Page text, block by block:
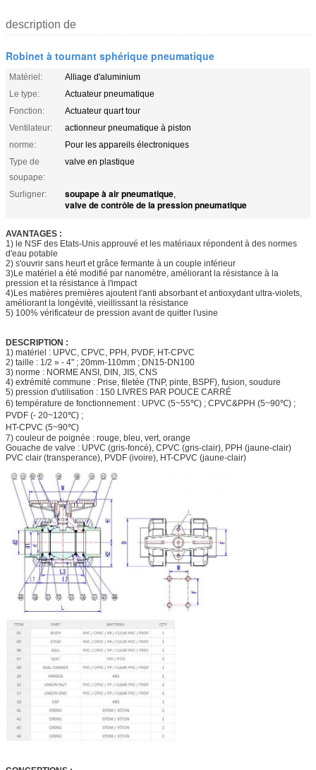
description de
Robinet à tournant sphérique pneumatique
Matériel:
Alliage d'aluminium
Le type:
Actuateur pneumatique
Fonction:
Actuateur quart tour
Ventilateur:
actionneur pneumatique à piston
norme:
Pour les appareils électroniques
Type de
soupape:
valve en plastique
Surligner: soupape à air pneumatique,
valve de contrôle de la pression pneumatique
AVANTAGES :
1) le NSF des Etats-Unis approuvé et les matériaux répondent à des normes
d'eau potable
2) s'ouvrir sans heurt et grâce fermante à un couple inférieur
3)Le matériel a été modifié par nanomètre, améliorant la résistance à la
pression et la résistance à l'impact
4)Les matières premières ajoutent l'anti absorbant et antioxydant ultra-violets,
améliorant la longévité, vieillissant la résistance
5) 100% vérificateur de pression avant de quitter l'usine
DESCRIPTION :
1) matériel : UPVC, CPVC, PPH, PVDF, HT-CPVC
2) taille : 1/2 » - 4" ; 20mm-110mm ; DN15-DN100
3) norme : NORME ANSI, DIN, JIS, CNS
4) extrémité commune : Prise, filetée (TNP, pinte, BSPF), fusion, soudure
5) pression d'utilisation : 150 LIVRES PAR POUCE CARRÉ
6) température de fonctionnement : UPVC (5~55℃) ; CPVC&PPH (5~90℃) ;
PVDF (- 20~120℃) ;
HT-CPVC (5~90℃)
7) couleur de poignée : rouge, bleu, vert, orange
Gouache de valve : UPVC (gris-foncé), CPVC (gris-clair), PPH (jaune-clair)
PVC clair (transperance), PVDF (ivoire), HT-CPVC (jaune-clair)